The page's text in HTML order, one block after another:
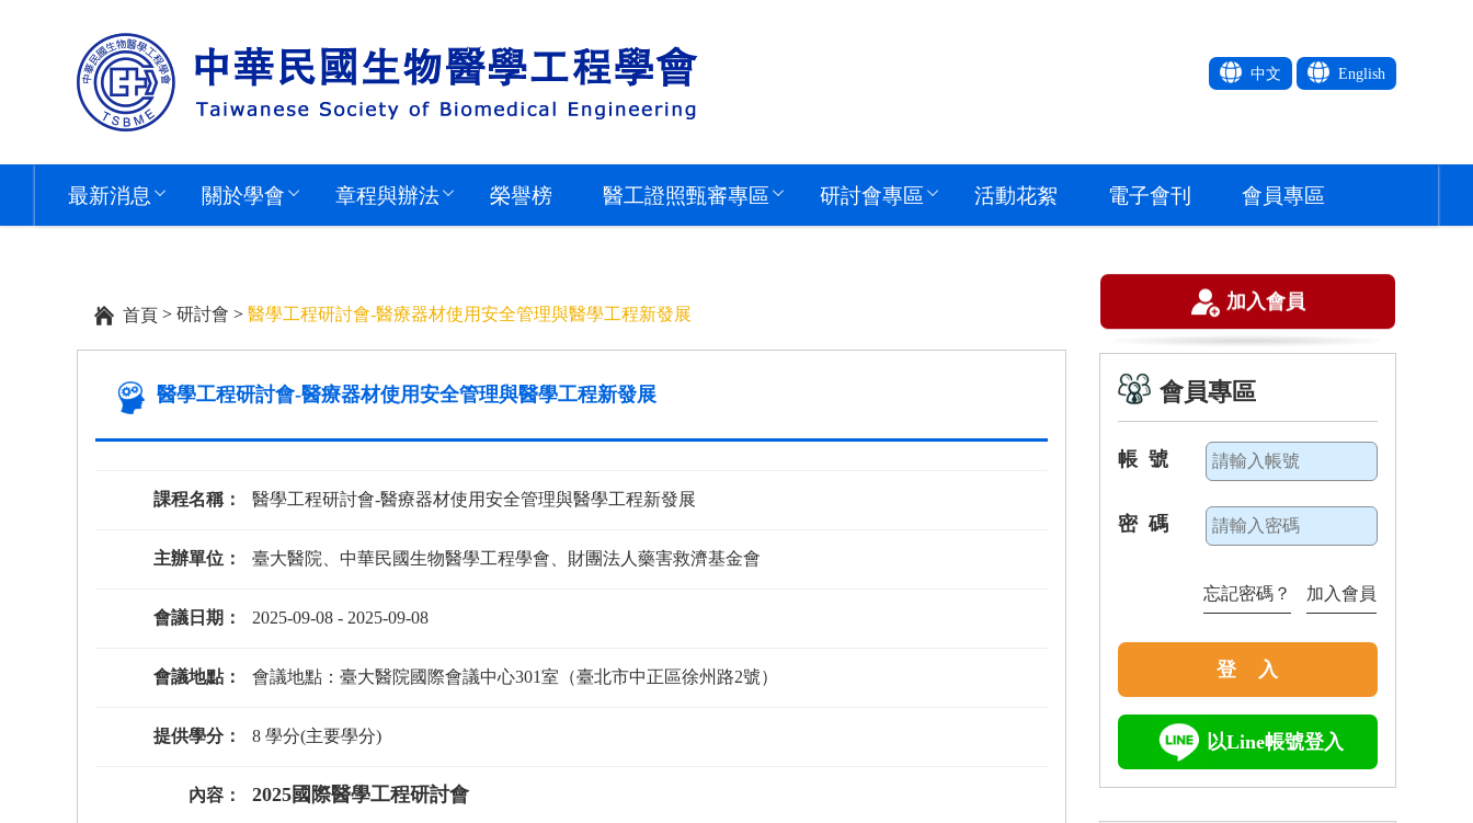
中文 English
最新消息 關於學會 章程與辦法 榮譽榜 醫工證照甄審專區 研討會專區 活動花絮 電子會刊 會員專區
首頁 >研討會 >醫學工程研討會-醫療器材使用安全管理與醫學工程新發展
醫學工程研討會-醫療器材使用安全管理與醫學工程新發展
課程名稱： 醫學工程研討會-醫療器材使用安全管理與醫學工程新發展
主辦單位： 臺大醫院、中華民國生物醫學工程學會、財團法人藥害救濟基金會
會議日期： 2025-09-08 -2025-09-08
會議地點： 會議地點：臺大醫院國際會議中心301室（臺北市中正區徐州路2號）
提供學分： 8 學分(主要學分)
內容： 2025國際醫學工程研討會
加入會員
會員專區
帳 號
密 碼
忘記密碼？ 加入會員
登 入
以Line帳號登入